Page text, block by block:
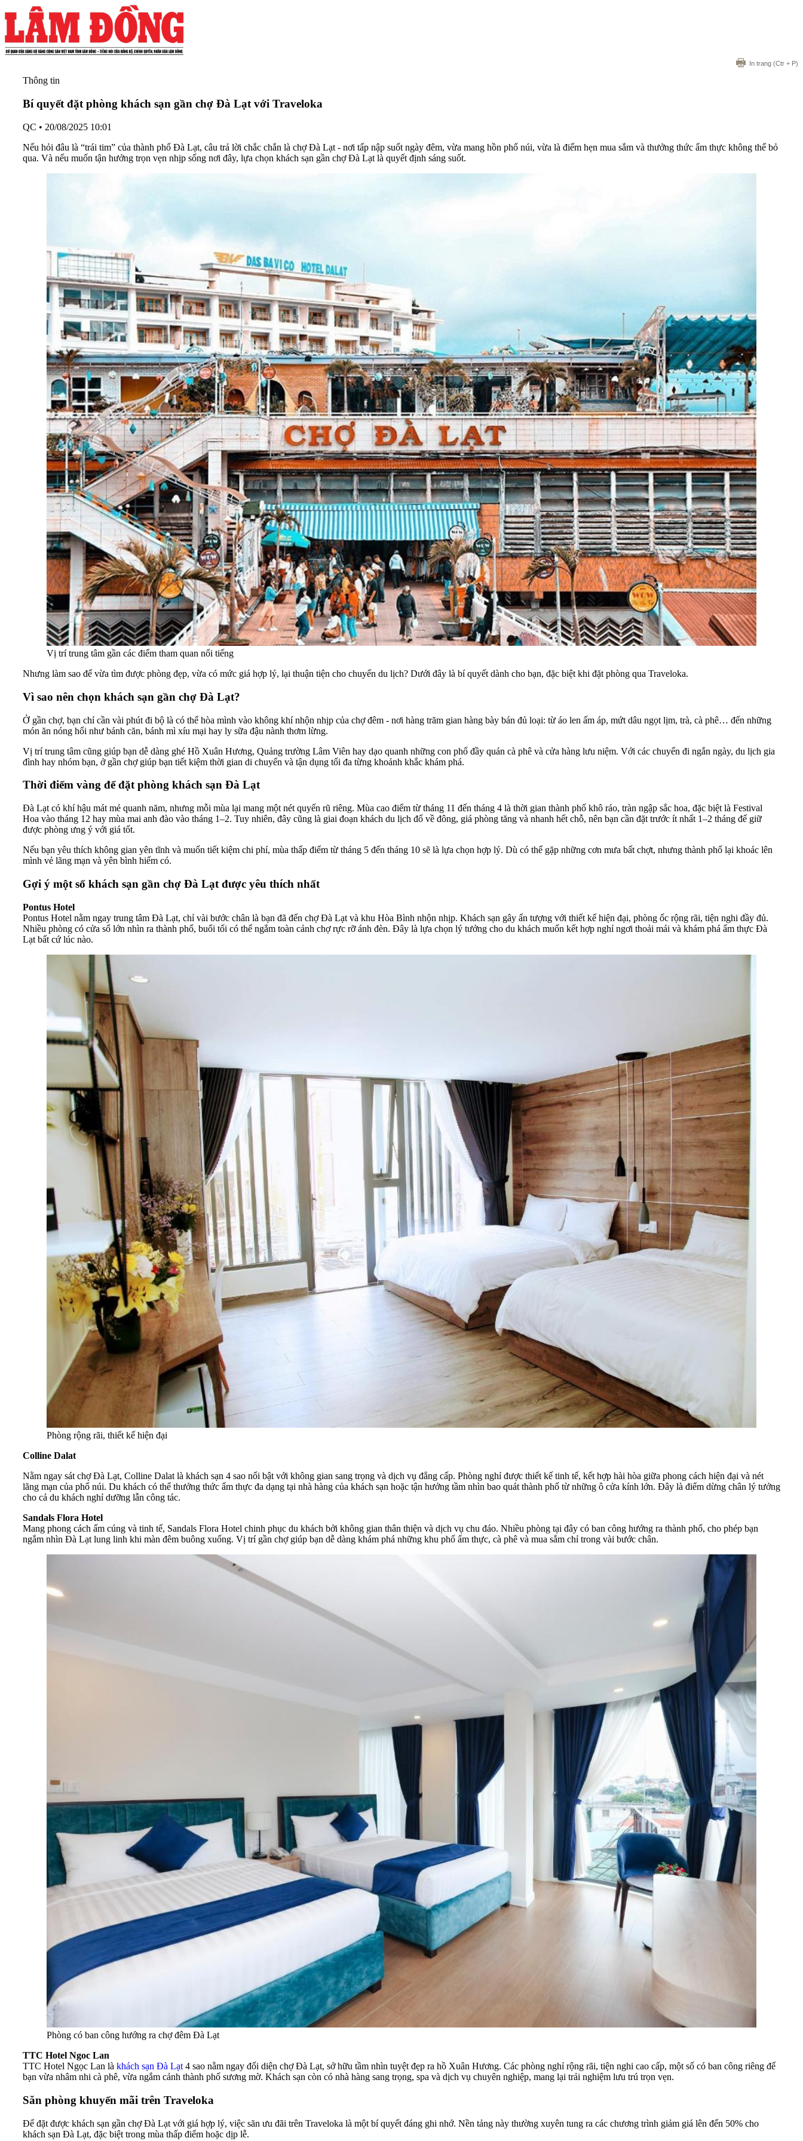
In trang (Ctr + P)
Thông tin
Bí quyết đặt phòng khách sạn gần chợ Đà Lạt với Traveloka
QC • 20/08/2025 10:01
Nếu hỏi đâu là “trái tim” của thành phố Đà Lạt, câu trả lời chắc chắn là chợ Đà Lạt - nơi tấp nập suốt ngày đêm, vừa mang hồn phố núi, vừa là điểm hẹn mua sắm và thưởng thức ẩm thực không thể bỏ
qua. Và nếu muốn tận hưởng trọn vẹn nhịp sống nơi đây, lựa chọn khách sạn gần chợ Đà Lạt là quyết định sáng suốt.
Vị trí trung tâm gần các điểm tham quan nổi tiếng
Nhưng làm sao để vừa tìm được phòng đẹp, vừa có mức giá hợp lý, lại thuận tiện cho chuyến du lịch? Dưới đây là bí quyết dành cho bạn, đặc biệt khi đặt phòng qua Traveloka.
Vì sao nên chọn khách sạn gần chợ Đà Lạt?
Ở gần chợ, bạn chỉ cần vài phút đi bộ là có thể hòa mình vào không khí nhộn nhịp của chợ đêm - nơi hàng trăm gian hàng bày bán đủ loại: từ áo len ấm áp, mứt dâu ngọt lịm, trà, cà phê… đến những
món ăn nóng hổi như bánh căn, bánh mì xíu mại hay ly sữa đậu nành thơm lừng.
Vị trí trung tâm cũng giúp bạn dễ dàng ghé Hồ Xuân Hương, Quảng trường Lâm Viên hay dạo quanh những con phố đầy quán cà phê và cửa hàng lưu niệm. Với các chuyến đi ngắn ngày, du lịch gia
đình hay nhóm bạn, ở gần chợ giúp bạn tiết kiệm thời gian di chuyển và tận dụng tối đa từng khoảnh khắc khám phá.
Thời điểm vàng để đặt phòng khách sạn Đà Lạt
Đà Lạt có khí hậu mát mẻ quanh năm, nhưng mỗi mùa lại mang một nét quyến rũ riêng. Mùa cao điểm từ tháng 11 đến tháng 4 là thời gian thành phố khô ráo, tràn ngập sắc hoa, đặc biệt là Festival
Hoa vào tháng 12 hay mùa mai anh đào vào tháng 1–2. Tuy nhiên, đây cũng là giai đoạn khách du lịch đổ về đông, giá phòng tăng và nhanh hết chỗ, nên bạn cần đặt trước ít nhất 1–2 tháng để giữ
được phòng ưng ý với giá tốt.
Nếu bạn yêu thích không gian yên tĩnh và muốn tiết kiệm chi phí, mùa thấp điểm từ tháng 5 đến tháng 10 sẽ là lựa chọn hợp lý. Dù có thể gặp những cơn mưa bất chợt, nhưng thành phố lại khoác lên
mình vẻ lãng mạn và yên bình hiếm có.
Gợi ý một số khách sạn gần chợ Đà Lạt được yêu thích nhất
Pontus Hotel
Pontus Hotel nằm ngay trung tâm Đà Lạt, chỉ vài bước chân là bạn đã đến chợ Đà Lạt và khu Hòa Bình nhộn nhịp. Khách sạn gây ấn tượng với thiết kế hiện đại, phòng ốc rộng rãi, tiện nghi đầy đủ.
Nhiều phòng có cửa sổ lớn nhìn ra thành phố, buổi tối có thể ngắm toàn cảnh chợ rực rỡ ánh đèn. Đây là lựa chọn lý tưởng cho du khách muốn kết hợp nghỉ ngơi thoải mái và khám phá ẩm thực Đà
Lạt bất cứ lúc nào.
Phòng rộng rãi, thiết kế hiện đại
Colline Dalat
Nằm ngay sát chợ Đà Lạt, Colline Dalat là khách sạn 4 sao nổi bật với không gian sang trọng và dịch vụ đẳng cấp. Phòng nghỉ được thiết kế tinh tế, kết hợp hài hòa giữa phong cách hiện đại và nét
lãng mạn của phố núi. Du khách có thể thưởng thức ẩm thực đa dạng tại nhà hàng của khách sạn hoặc tận hưởng tầm nhìn bao quát thành phố từ những ô cửa kính lớn. Đây là điểm dừng chân lý tưởng
cho cả du khách nghỉ dưỡng lẫn công tác.
Sandals Flora Hotel
Mang phong cách ấm cúng và tinh tế, Sandals Flora Hotel chinh phục du khách bởi không gian thân thiện và dịch vụ chu đáo. Nhiều phòng tại đây có ban công hướng ra thành phố, cho phép bạn
ngắm nhìn Đà Lạt lung linh khi màn đêm buông xuống. Vị trí gần chợ giúp bạn dễ dàng khám phá những khu phố ẩm thực, cà phê và mua sắm chỉ trong vài bước chân.
Phòng có ban công hướng ra chợ đêm Đà Lạt
TTC Hotel Ngoc Lan
TTC Hotel Ngọc Lan là khách sạn Đà Lạt 4 sao nằm ngay đối diện chợ Đà Lạt, sở hữu tầm nhìn tuyệt đẹp ra hồ Xuân Hương. Các phòng nghỉ rộng rãi, tiện nghi cao cấp, một số có ban công riêng để
bạn vừa nhâm nhi cà phê, vừa ngắm cảnh thành phố sương mờ. Khách sạn còn có nhà hàng sang trọng, spa và dịch vụ chuyên nghiệp, mang lại trải nghiệm lưu trú trọn vẹn.
Săn phòng khuyến mãi trên Traveloka
Để đặt được khách sạn gần chợ Đà Lạt với giá hợp lý, việc săn ưu đãi trên Traveloka là một bí quyết đáng ghi nhớ. Nền tảng này thường xuyên tung ra các chương trình giảm giá lên đến 50% cho
khách sạn Đà Lạt, đặc biệt trong mùa thấp điểm hoặc dịp lễ.